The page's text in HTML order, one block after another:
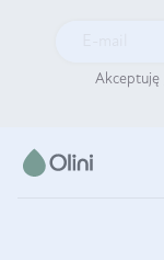
Akceptuję